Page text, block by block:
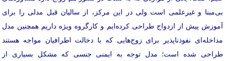
بی‌مبنا و غیرعلمی است ولی در این مرکز، از سالیان قبل مدلی را برای
آموزش پیش از ازدواج طراحی کرده‌ایم و کارگروه ویژه داریم همچنین مدل
مداخله‌ای نفوذناپذیر برای زوج‌هایی که با دخالت اطرافیان مواجه هستند
طراحی شده است؛ مدل توجه به ایمنی جنسی که مشکل بسیاری از